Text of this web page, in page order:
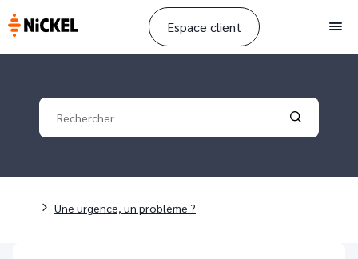
Espace client
Your search
Validate
Fil d'ArianeUne urgence, un problème ?